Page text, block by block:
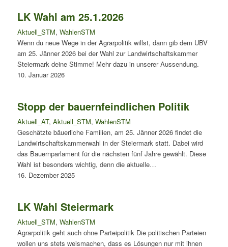
LK Wahl am 25.1.2026
Aktuell_STM, WahlenSTM
Wenn du neue Wege in der Agrarpolitik willst, dann gib dem UBV
am 25. Jänner 2026 bei der Wahl zur Landwirtschaftskammer
Steiermark deine Stimme! Mehr dazu in unserer Aussendung.
10. Januar 2026
Stopp der bauernfeindlichen Politik
Aktuell_AT, Aktuell_STM, WahlenSTM
Geschätzte bäuerliche Familien, am 25. Jänner 2026 findet die
Landwirtschaftskammerwahl in der Steiermark statt. Dabei wird
das Bauernparlament für die nächsten fünf Jahre gewählt. Diese
Wahl ist besonders wichtig, denn die aktuelle…
16. Dezember 2025
LK Wahl Steiermark
Aktuell_STM, WahlenSTM
Agrarpolitik geht auch ohne Parteipolitik Die politischen Parteien
wollen uns stets weismachen, dass es Lösungen nur mit ihnen